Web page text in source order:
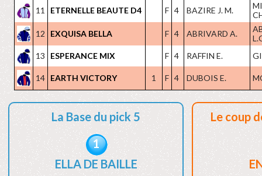
11 ETERNELLE BEAUTE D4 F 4 BAZIRE J. M.
12
EXQUISA BELLA F 4 ABRIVARD A.
13
ESPERANCE MIX F 4 RAFFIN E.
14 EARTH VICTORY 1 F 4 DUBOIS E.
La Base du pick 5
1
ELLA DE BAILLE
Le coup